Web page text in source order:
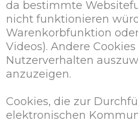
da bestimmte
nicht funktionieren
Warenkorbfunktion
Videos). Andere
Nutzerverhalten
anzuzeigen.
Cookies, die zur
elektronischen